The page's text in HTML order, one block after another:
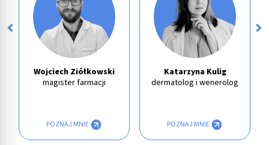
Wojciech Ziółkowski
magister farmacji
POZNAJ MNIE
Katarzyna Kulig
dermatolog i wenerolog
POZNAJ MNIE